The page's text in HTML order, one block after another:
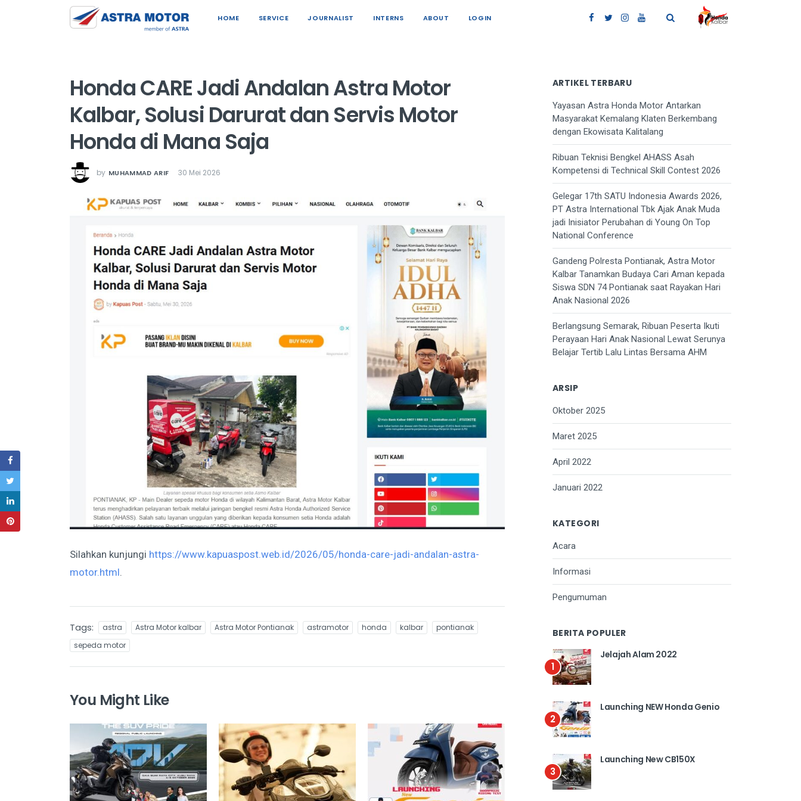
HOME SERVICE JOURNALIST INTERNS ABOUT LOGIN
Honda CARE Jadi Andalan Astra Motor
Kalbar, Solusi Darurat dan Servis Motor
Honda di Mana Saja
by MUHAMMAD ARIF 30 Mei 2026
Silahkan kunjungi https://www.kapuaspost.web.id/2026/05/honda-care-jadi-andalan-astra-
motor.html.
Tags: astra Astra Motor kalbar Astra Motor Pontianak astramotor honda kalbar
pontianak
sepeda motor
You Might Like
ARTIKEL TERBARU
Yayasan Astra Honda Motor Antarkan
Masyarakat Kemalang Klaten Berkembang
dengan Ekowisata Kalitalang
Ribuan Teknisi Bengkel AHASS Asah
Kompetensi di Technical Skill Contest 2026
Gelegar 17th SATU Indonesia Awards 2026,
PT Astra International Tbk Ajak Anak Muda
jadi Inisiator Perubahan di Young On Top
National Conference
Gandeng Polresta Pontianak, Astra Motor
Kalbar Tanamkan Budaya Cari Aman kepada
Siswa SDN 74 Pontianak saat Rayakan Hari
Anak Nasional 2026
Berlangsung Semarak, Ribuan Peserta Ikuti
Perayaan Hari Anak Nasional Lewat Serunya
Belajar Tertib Lalu Lintas Bersama AHM
ARSIP
Oktober 2025
Maret 2025
April 2022
Januari 2022
KATEGORI
Acara
Informasi
Pengumuman
BERITA POPULER
1
Jelajah Alam 2022
2
Launching NEW Honda Genio
3
Launching New CB150X